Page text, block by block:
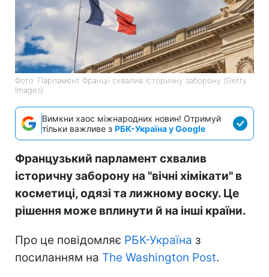
Фото: Парламент Франції схвалив історичну заборону (Getty
Images)
Вимкни хаос міжнародних новин! Отримуй
тільки важливе з РБК-Україна у Google
Французький парламент схвалив
історичну заборону на "вічні хімікати" в
косметиці, одязі та лижному воску. Це
рішення може вплинути й на інші країни.
Про це повідомляє РБК-Україна з
посиланням на The Washington Post.